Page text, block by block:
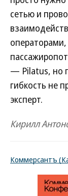
сетью и
— Pilatus, но
гибкость не
эксперт.
Кирилл
Коммерсантъ